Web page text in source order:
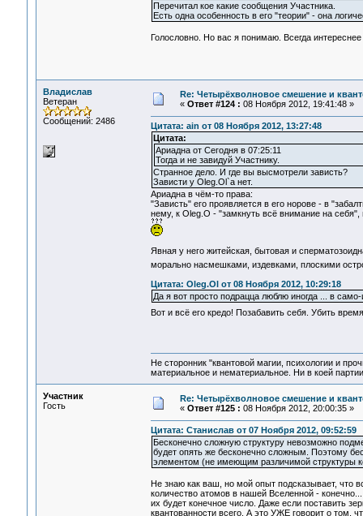
Перечитал кое какие сообщения Участника.
Есть одна особенность в его "теории" - она
Голословно. Но вас я понимаю. Всегда
Владислав
Ветеран
Сообщений: 2486
Re: Четырёхволновое смешение и
« Ответ #124 : 08 Ноября 2012, 19:41:48 »
Цитата: ain от 08 Ноября 2012, 13:27:48
Цитата:
Ариадна от Сегодня в 07:25:11
Тогда и не завидуй Участнику.
Странное дело. И где вы высмотрели зависть?
Зависти у Oleg.Ol`а нет.
Ариадна в чём-то права:
"Зависть" его проявляется в его норове - в
нему, к Oleg.O - "замкнуть всё внимание на
Явная у него житейская, бытовая и
морально насмешками, издевками, плоскими
Цитата: Oleg.Ol от 08 Ноября 2012, 10:29:18
Да я вот просто подрацца люблю иногда ... в
Вот и всё его кредо! Позабавить себя. Убить
Не сторонник "квантовой магии, психологии и
материальное и нематериальное. Ни в коей
Участник
Гость
Re: Четырёхволновое смешение и
« Ответ #125 : 08 Ноября 2012, 20:00:35 »
Цитата: Станислав от 07 Ноября 2012, 09:52:59
Бесконечно сложную структуру невозможно
будет опять же бесконечно сложным. Поэтому
элементом (не имеющим различимой структуры
Не знаю как ваш, но мой опыт подсказывает, что
количество атомов в нашей Вселенной -
их будет конечное число. Даже если поставить
квантованности всего. А это УЖЕ говорит о том,